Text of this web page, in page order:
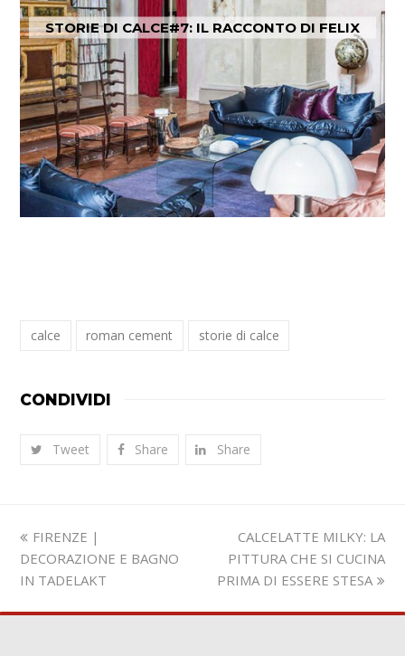
STORIE DI CALCE#7: IL RACCONTO DI FELIX
calce roman cement storie di calce
CONDIVIDI
Tweet Share Share
Slide
precedente:
FIRENZE |
DECORAZIONE E BAGNO
IN TADELAKT
visualizza
articolo:
CALCELATTE MILKY: LA
PITTURA CHE SI CUCINA
PRIMA DI ESSERE STESA